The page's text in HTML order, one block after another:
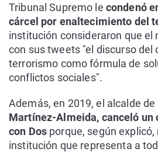
Tribunal Supremo le condenó
cárcel por enaltecimiento del
institución consideraron que el
con sus tweets "el discurso del
terrorismo como fórmula de
conflictos sociales".
Además, en 2019, el alcalde de
Martínez-Almeida, canceló un
con Dosporque, según explicó,
institución que representa a